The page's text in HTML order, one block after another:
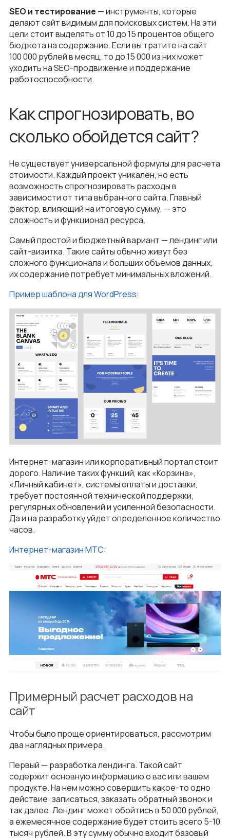
SEO и тестирование — инструменты, которые
делают сайт видимым для поисковых систем. На эти
цели стоит выделять от 10 до 15 процентов общего
бюджета на содержание. Если вы тратите на сайт
100 000 рублей в месяц, то до 15 000 из них может
уходить на SEO-продвижение и поддержание
работоспособности.
Как спрогнозировать, во
сколько обойдется сайт?
Не существует универсальной формулы для расчета
стоимости. Каждый проект уникален, но есть
возможность спрогнозировать расходы в
зависимости от типа выбранного сайта. Главный
фактор, влияющий на итоговую сумму, — это
сложность и функционал ресурса.
Самый простой и бюджетный вариант — лендинг или
сайт-визитка. Такие сайты обычно живут без
сложного функционала и больших объемов данных,
их содержание потребует минимальных вложений.
Пример шаблона для WordPress:
Интернет-магазин или корпоративный портал стоит
дорого. Наличие таких функций, как «Корзина»,
«Личный кабинет», системы оплаты и доставки,
требует постоянной технической поддержки,
регулярных обновлений и усиленной безопасности.
Да и на разработку уйдет определенное количество
часов.
Интернет-магазин МТС:
Примерный расчет расходов на
сайт
Чтобы было проще ориентироваться, рассмотрим
два наглядных примера.
Первый — разработка лендинга. Такой сайт
содержит основную информацию о вас или вашем
продукте. На нем можно совершить какое-то одно
действие: записаться, заказать обратный звонок и
так далее. Лендинг может обойтись в 50 000 рублей,
а ежемесячное содержание будет стоить всего 5-10
тысяч рублей. В эту сумму обычно входит базовый